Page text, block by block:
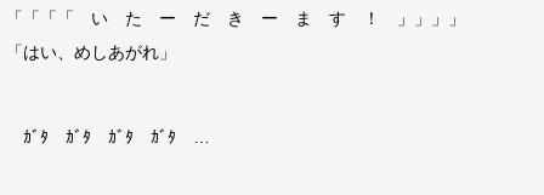
「「「「 い た ー だ き ー ま す ！ 」」」」
「はい、めしあがれ」
ｶﾞﾀ ｶﾞﾀ ｶﾞﾀ ｶﾞﾀ …